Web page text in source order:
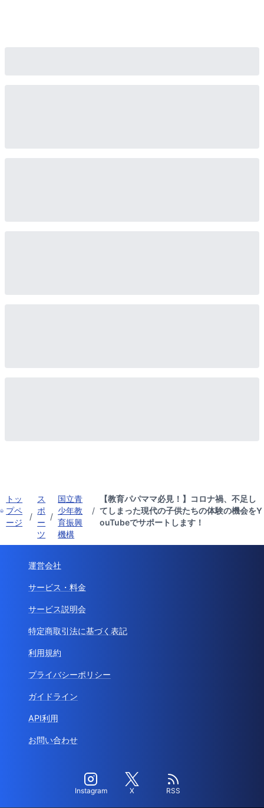
トッ
プペ
ージ
/
ス
ポ
ー
ツ
/
国立青
少年教
育振興
機構
/
【教育パパママ必見！】コロナ禍、不足し
てしまった現代の子供たちの体験の機会をY
ouTubeでサポートします！
運営会社
サービス・料金
サービス説明会
特定商取引法に基づく表記
利用規約
プライバシーポリシー
ガイドライン
API利用
お問い合わせ
Instagram X RSS